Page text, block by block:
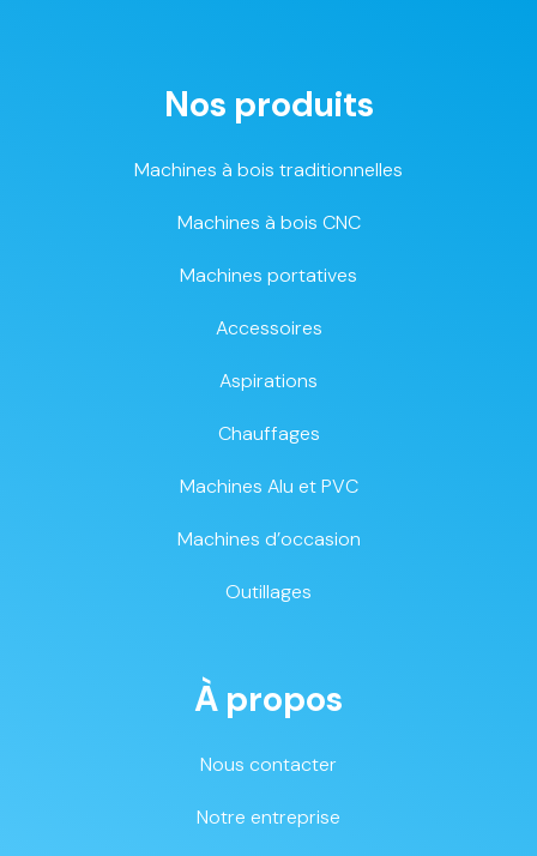
Nos produits
Machines à bois traditionnelles
Machines à bois CNC
Machines portatives
Accessoires
Aspirations
Chauffages
Machines Alu et PVC
Machines d’occasion
Outillages
À propos
Nous contacter
Notre entreprise